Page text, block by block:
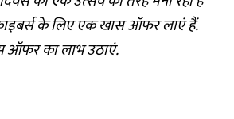
के लिए एक खास ऑफर लाएं हैं.
का लाभ उठाएं.